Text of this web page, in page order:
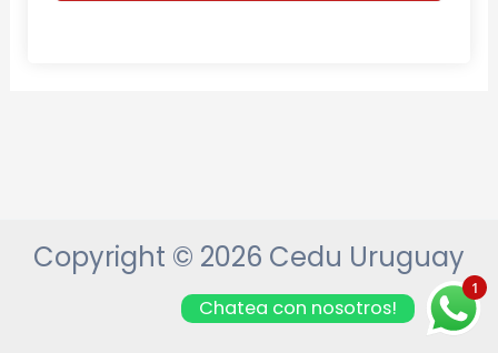
Copyright © 2026 Cedu Uruguay
1
Chatea con nosotros!